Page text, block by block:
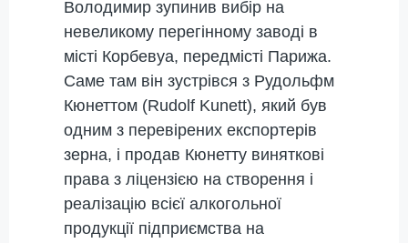
Володимир зупинив вибір на
невеликому перегінному заводі в
місті Корбевуа, передмісті Парижа.
Саме там він зустрівся з Рудольфм
Кюнеттом (Rudolf Kunett), який був
одним з перевірених експортерів
зерна, і продав Кюнетту виняткові
права з ліцензією на створення і
реалізацію всієї алкогольної
продукції підприємства на